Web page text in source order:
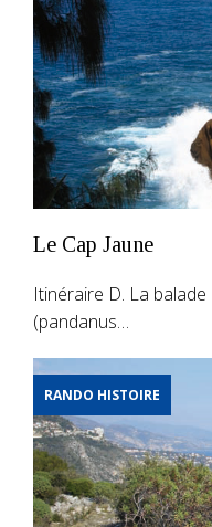
Le Cap Jaune
Itinéraire D. La
(pandanus…
RANDO HISTOIRE